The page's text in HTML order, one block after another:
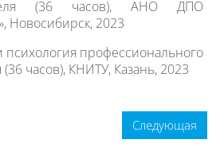
(36 часов), АНО ДПО
Новосибирск, 2023
психология профессионального
часов), КНИТУ, Казань, 2023
Следующая